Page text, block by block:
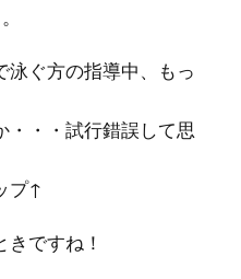
泳ぐ方の指導中、もっ
・・・試行錯誤して思
プ↑
ですね！